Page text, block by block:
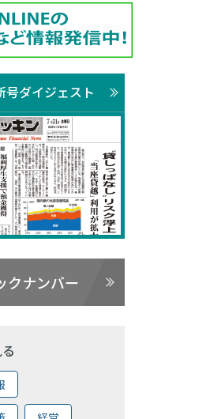
号ダイジェスト
クナンバー